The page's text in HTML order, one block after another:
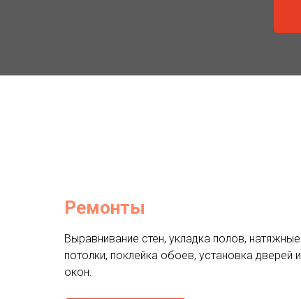
Ремонты
Выравнивание стен, укладка полов, натяжные
потолки, поклейка обоев, установка дверей и
окон.